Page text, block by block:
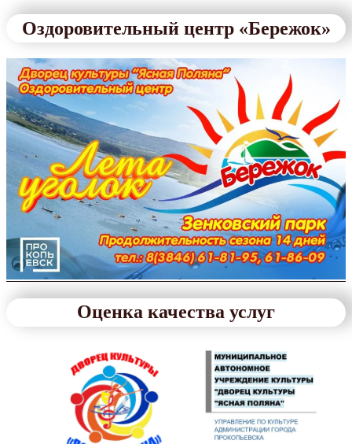
Оздоровительный центр «Бережок»
Оценка качества услуг